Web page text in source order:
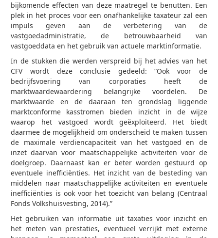
bijkomende effecten van deze maatregel te benutten. Een
plek in het proces voor een onafhankelijke taxateur zal een
impuls geven aan de verbetering van de
vastgoedadministratie, de betrouwbaarheid van
vastgoeddata en het gebruik van actuele marktinformatie.
In de stukken die werden verspreid bij het advies van het
CFV wordt deze conclusie gedeeld: “Ook voor de
bedrijfsvoering van corporaties heeft de
marktwaardewaardering belangrijke voordelen. De
marktwaarde en de daaraan ten grondslag liggende
marktconforme kasstromen bieden inzicht in de wijze
waarop het vastgoed wordt geëxploiteerd. Het biedt
daarmee de mogelijkheid om onderscheid te maken tussen
de maximale verdiencapaciteit van het vastgoed en de
inzet daarvan voor maatschappelijke activiteiten voor de
doelgroep. Daarnaast kan er beter worden gestuurd op
eventuele inefficiënties. Het inzicht van de besteding van
middelen naar maatschappelijke activiteiten en eventuele
inefficiënties is ook voor het toezicht van belang (Centraal
Fonds Volkshuisvesting, 2014).”
Het gebruiken van informatie uit taxaties voor inzicht en
het meten van prestaties, eventueel verrijkt met externe